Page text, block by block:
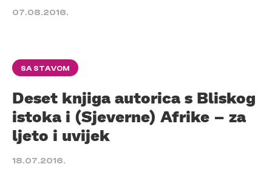
07.08.2016.
SA STAVOM
Deset knjiga autorica s Bliskog
istoka i (Sjeverne) Afrike – za
ljeto i uvijek
18.07.2016.